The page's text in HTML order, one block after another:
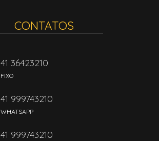
CONTATOS
41 36423210
FIXO
41 999743210
WHATSAPP
41 999743210